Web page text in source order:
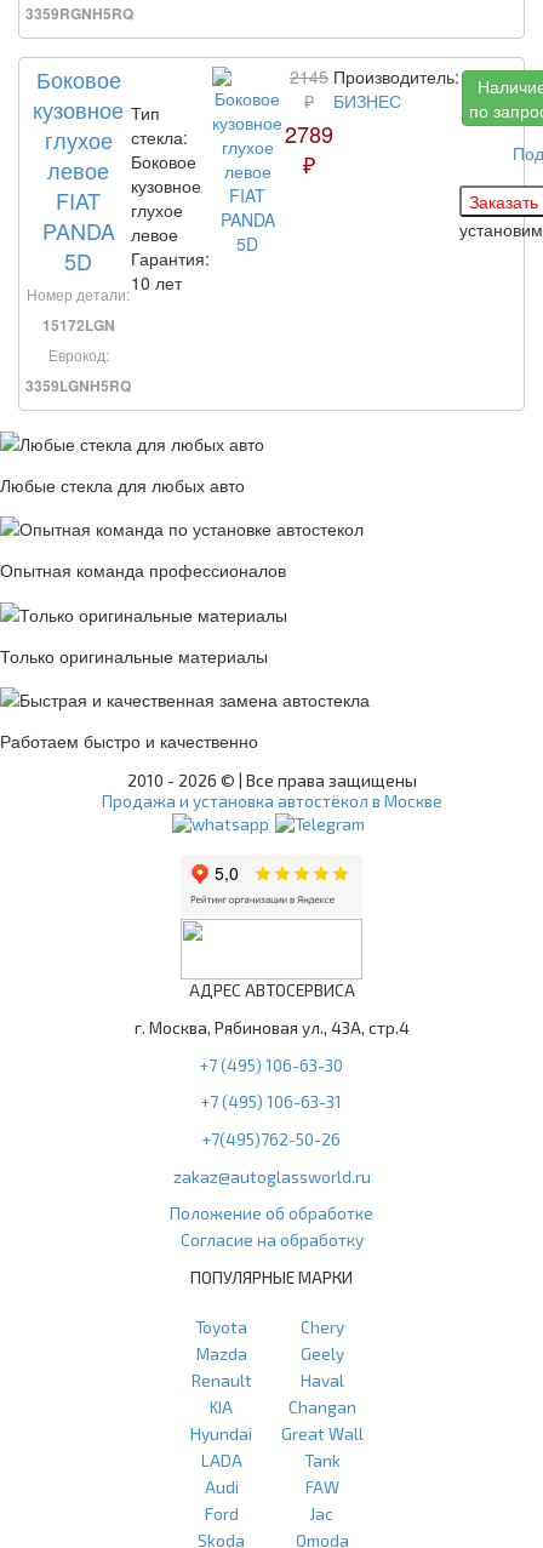
3359RGNH5RQ
Боковое
кузовное
глухое
левое
FIAT
PANDA
5D
Номер детали:
15172LGN
Еврокод:
3359LGNH5RQ
Тип
стекла:
Боковое
кузовное
глухое
левое
Гарантия:
10 лет
2145
₽
2789
₽
Производитель:
БИЗНЕС
по
Любые стекла для любых авто
Опытная команда профессионалов
Только оригинальные материалы
Работаем быстро и качественно
2010 - 2026 © | Все права защищены
Продажа и установка автостёкол в Москве
АДРЕС АВТОСЕРВИСА
г. Москва, Рябиновая ул., 43А, стр.4
+7 (495) 106-63-30
+7 (495) 106-63-31
+7(495)762-50-26
zakaz@autoglassworld.ru
Положение об обработке
Согласие на обработку
ПОПУЛЯРНЫЕ МАРКИ
Toyota
Mazda
Renault
KIA
Hyundai
LADA
Audi
Ford
Skoda
Chery
Geely
Haval
Changan
Great Wall
Tank
FAW
Jac
Omoda